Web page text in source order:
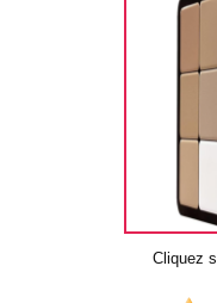
Cliquez